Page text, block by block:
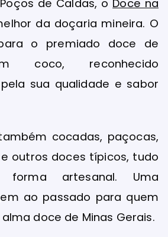
de Caldas, o Doce na
da doçaria mineira. O
o premiado doce de
coco, reconhecido
sua qualidade e sabor
cocadas, paçocas,
outros doces típicos, tudo
forma artesanal. Uma
ao passado para quem
doce de Minas Gerais.